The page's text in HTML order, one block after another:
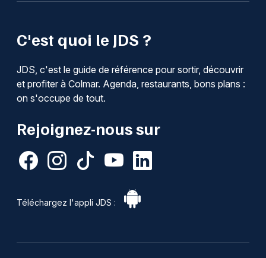
C'est quoi le JDS ?
JDS, c'est le guide de référence pour sortir, découvrir
et profiter à Colmar. Agenda, restaurants, bons plans :
on s'occupe de tout.
Rejoignez-nous sur
Téléchargez l'appli JDS :